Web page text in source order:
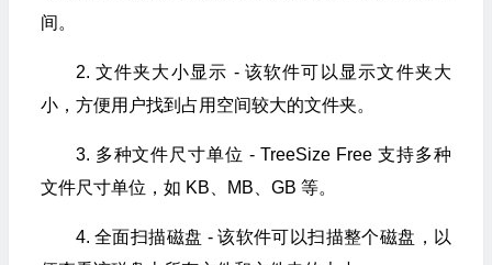
间。
2. 文件夹大小显示 - 该软件可以显示文件夹大
小，方便用户找到占用空间较大的文件夹。
3. 多种文件尺寸单位 - TreeSize Free 支持多种
文件尺寸单位，如 KB、MB、GB 等。
4. 全面扫描磁盘 - 该软件可以扫描整个磁盘，以